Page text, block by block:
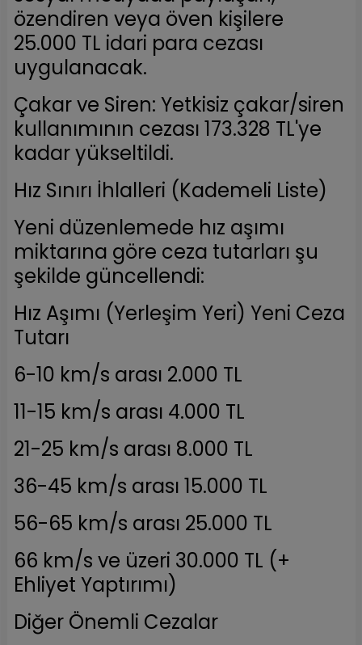
özendiren veya öven kişilere
25.000 TL idari para cezası
uygulanacak.
Çakar ve Siren: Yetkisiz çakar/siren
kullanımının cezası 173.328 TL'ye
kadar yükseltildi.
Hız Sınırı İhlalleri (Kademeli Liste)
Yeni düzenlemede hız aşımı
miktarına göre ceza tutarları şu
şekilde güncellendi:
Hız Aşımı (Yerleşim Yeri) Yeni Ceza
Tutarı
6-10 km/s arası 2.000 TL
11-15 km/s arası 4.000 TL
21-25 km/s arası 8.000 TL
36-45 km/s arası 15.000 TL
56-65 km/s arası 25.000 TL
66 km/s ve üzeri 30.000 TL (+
Ehliyet Yaptırımı)
Diğer Önemli Cezalar